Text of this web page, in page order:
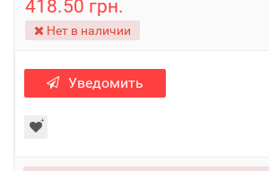
418.50 грн.
Нет в наличии
Уведомить